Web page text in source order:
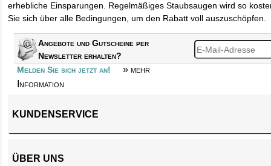
erhebliche Einsparungen. Regelmäßiges Staubsaugen wird so
Sie sich über alle Bedingungen, um den Rabatt voll auszuschöpfen.
Angebote und Gutscheine per
Newsletter erhalten?
Melden Sie sich jetzt an!
» mehr
Information
KUNDENSERVICE
ÜBER UNS